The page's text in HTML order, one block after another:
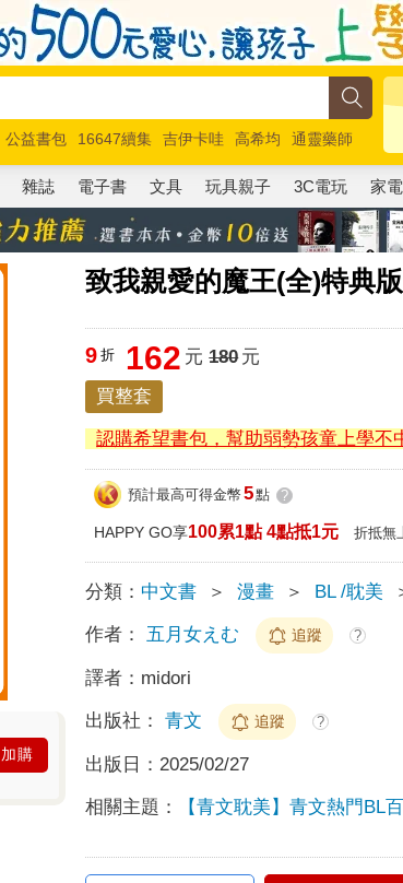
公益書包 16647續集 吉伊卡哇 高希均
通靈藥師
馬斯克 玩具總動員5 超慢跑
雜誌 電子書 文具 玩具親子 3C電玩 家電
致我親愛的魔王(全)特典版
加購
9 折 162 元 180元
買整套
認購希望書包，幫助弱勢孩童上學不
預計最高可得金幣 5點 ?
HAPPY GO享100累1點 4點抵1元 折抵無
分類： 中文書 ＞ 漫畫 ＞ BL /耽美
作者： 五月女えむ 追蹤 ?
譯者： midori
出版社： 青文 追蹤 ?
出版日： 2025/02/27
相關主題： 【青文耽美】青文熱門BL